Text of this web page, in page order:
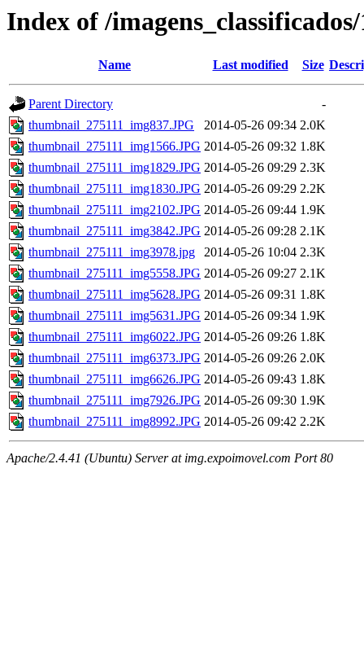
Index of /
Name Last modified Size
Parent Directory
-
thumbnail_275111_img837.JPG
2014-05-26 09:34 2.0K
thumbnail_275111_img1566.JPG 2014-05-26 09:32 1.8K
thumbnail_275111_img1829.JPG 2014-05-26 09:29 2.3K
thumbnail_275111_img1830.JPG 2014-05-26 09:29 2.2K
thumbnail_275111_img2102.JPG 2014-05-26 09:44 1.9K
thumbnail_275111_img3842.JPG 2014-05-26 09:28 2.1K
thumbnail_275111_img3978.jpg
2014-05-26 10:04 2.3K
thumbnail_275111_img5558.JPG 2014-05-26 09:27 2.1K
thumbnail_275111_img5628.JPG 2014-05-26 09:31 1.8K
thumbnail_275111_img5631.JPG 2014-05-26 09:34 1.9K
thumbnail_275111_img6022.JPG 2014-05-26 09:26 1.8K
thumbnail_275111_img6373.JPG 2014-05-26 09:26 2.0K
thumbnail_275111_img6626.JPG 2014-05-26 09:43 1.8K
thumbnail_275111_img7926.JPG 2014-05-26 09:30 1.9K
thumbnail_275111_img8992.JPG 2014-05-26 09:42 2.2K
Apache/2.4.41 (Ubuntu) Server at img.expoimovel.com Port 80